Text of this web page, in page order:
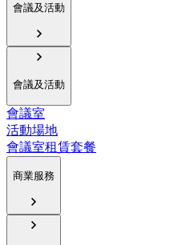
會議及活動
會議及活動
會議室
活動場地
會議室租賃套餐
商業服務